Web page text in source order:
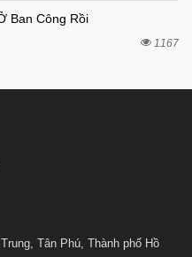
tuần trước
trước
trước
Ban Công Rồi
1167
Tân Phú, Thành phố Hồ